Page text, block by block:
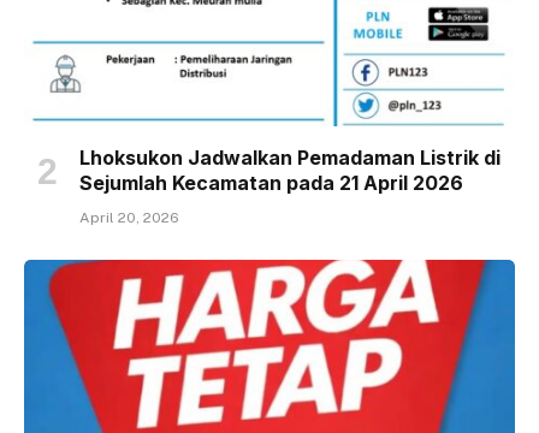
Lhoksukon Jadwalkan Pemadaman Listrik di
Sejumlah Kecamatan pada 21 April 2026
April 20, 2026